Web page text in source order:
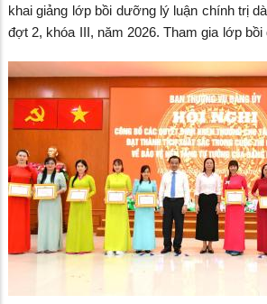
khai giảng lớp bồi dưỡng lý luận chính trị
đợt 2, khóa III, năm 2026. Tham gia lớp
Bình Giang.